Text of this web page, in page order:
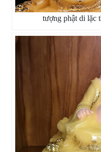
tượng phật di lặc